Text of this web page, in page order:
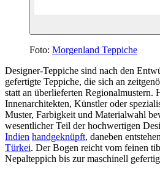
Foto: Morgenland Teppiche
Designer-Teppiche sind nach den
gefertigte Teppiche, die sich an
statt an überlieferten Regionalmustern.
Innenarchitekten, Künstler oder
Muster, Farbigkeit und Materialwahl
wesentlicher Teil der hochwertigen
Indien handgeknüpft, daneben
Türkei. Der Bogen reicht vom feinen
Nepalteppich bis zur maschinell